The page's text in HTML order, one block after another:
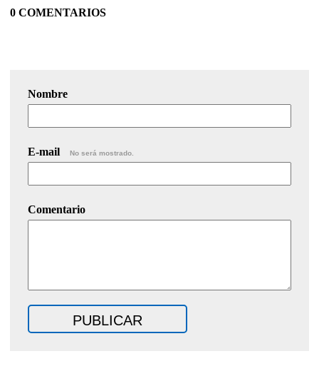
0 COMENTARIOS
Nombre
E-mail No será mostrado.
Comentario